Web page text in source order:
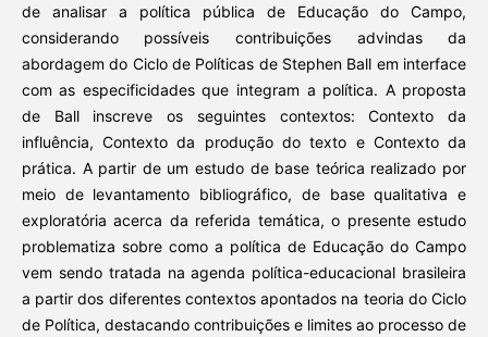
de analisar a política pública de Educação do Campo,
considerando possíveis contribuições advindas da
abordagem do Ciclo de Políticas de Stephen Ball em interface
com as especificidades que integram a política. A proposta
de Ball inscreve os seguintes contextos: Contexto da
influência, Contexto da produção do texto e Contexto da
prática. A partir de um estudo de base teórica realizado por
meio de levantamento bibliográfico, de base qualitativa e
exploratória acerca da referida temática, o presente estudo
problematiza sobre como a política de Educação do Campo
vem sendo tratada na agenda política-educacional brasileira
a partir dos diferentes contextos apontados na teoria do Ciclo
de Política, destacando contribuições e limites ao processo de